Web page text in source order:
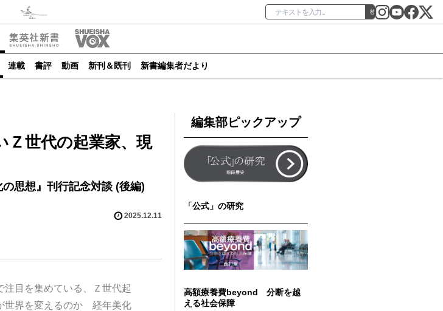
検索
連載 書評 動画 新刊＆既刊 新書編集者だより
Ｚ世代の起業家、現
思想』刊行記念対談 (後編)
2025.12.11
目を集めている、Ｚ世代起
世界を変えるのか 経年美化
編集部ピックアップ
「公式」の研究
高額療養費beyond 分断を越
える社会保障